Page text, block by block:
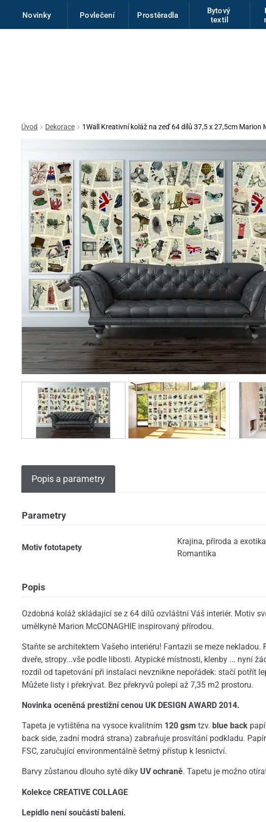
Novinky Povlečení Prostěradla
Bytový
textil
Úvod Dekorace 1Wall Kreativní koláž na zeď 64 dílů 37,5 x 27,5cm Marion
Popis a parametry
Parametry
Motiv fototapety
Krajina, příroda a exotika
Romantika
Popis
Ozdobná koláž skládající se z 64 dílů ozvláštní Váš interiér. Motiv
umělkyně Marion McCONAGHIE inspirovaný přírodou.
Staňte se architektem Vašeho interiéru! Fantazii se meze nekladou.
dveře, stropy...vše podle libosti. Atypické místnosti, klenby ... nyní
rozdíl od tapetování při instalaci nevznikne nepořádek: stačí potřít
Můžete listy i překrývat. Bez překryvů polepí až 7,35 m2 prostoru.
Novinka oceněná prestižní cenou UK DESIGN AWARD 2014.
Tapeta je vytištěna na vysoce kvalitním 120 gsm tzv. blue back
back side, zadní modrá strana) zabraňuje prosvítání podkladu.
FSC, zaručující environmentálně šetrný přístup k lesnictví.
Barvy zůstanou dlouho syté díky UV ochraně. Tapetu je možno
Kolekce CREATIVE COLLAGE
Lepidlo není součástí balení.